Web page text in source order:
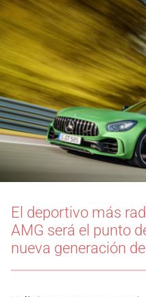
El deportivo más
AMG será el punto
nueva generación